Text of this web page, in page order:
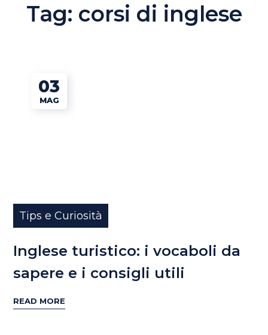
Tag: corsi di inglese
03
MAG
Tips e Curiosità
Inglese turistico: i vocaboli da
sapere e i consigli utili
READ MORE